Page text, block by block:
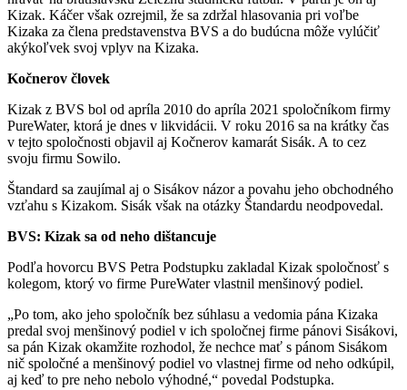
Kizak. Káčer však ozrejmil, že sa zdržal hlasovania pri voľbe
Kizaka za člena predstavenstva BVS a do budúcna môže vylúčiť
akýkoľvek svoj vplyv na Kizaka.
Kočnerov človek
Kizak z BVS bol od apríla 2010 do apríla 2021 spoločníkom firmy
PureWater, ktorá je dnes v likvidácii. V roku 2016 sa na krátky čas
v tejto spoločnosti objavil aj Kočnerov kamarát Sisák. A to cez
svoju firmu Sowilo.
Štandard sa zaujímal aj o Sisákov názor a povahu jeho obchodného
vzťahu s Kizakom. Sisák však na otázky Štandardu neodpovedal.
BVS: Kizak sa od neho dištancuje
Podľa hovorcu BVS Petra Podstupku zakladal Kizak spoločnosť s
kolegom, ktorý vo firme PureWater vlastnil menšinový podiel.
„Po tom, ako jeho spoločník bez súhlasu a vedomia pána Kizaka
predal svoj menšinový podiel v ich spoločnej firme pánovi Sisákovi,
sa pán Kizak okamžite rozhodol, že nechce mať s pánom Sisákom
nič spoločné a menšinový podiel vo vlastnej firme od neho odkúpil,
aj keď to pre neho nebolo výhodné,“ povedal Podstupka.